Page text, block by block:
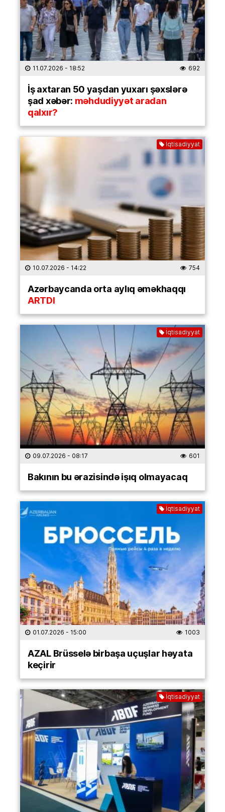
11.07.2026 - 18:52 692
İş axtaran 50 yaşdan yuxarı şəxslərə
şad xəbər: məhdudiyyət aradan
qalxır?
İqtisadiyyat
10.07.2026 - 14:22 754
Azərbaycanda orta aylıq əməkhaqqı
ARTDI
İqtisadiyyat
09.07.2026 - 08:17 601
Bakının bu ərazisində işıq olmayacaq
İqtisadiyyat
01.07.2026 - 15:00 1003
AZAL Brüsselə birbaşa uçuşlar həyata
keçirir
İqtisadiyyat